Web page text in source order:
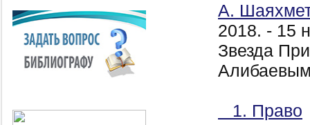
А.
2018. - 15
Звезда
1. Право